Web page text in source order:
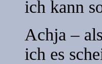
ich kann
Achja –
ich es